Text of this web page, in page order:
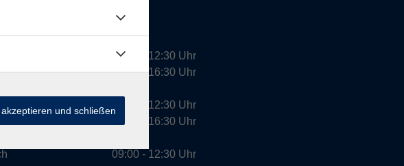
09:00 - 12:30 Uhr
13:00 - 16:30 Uhr
10:00 - 12:30 Uhr
13:00 - 16:30 Uhr
09:00 - 12:30 Uhr
und schließen